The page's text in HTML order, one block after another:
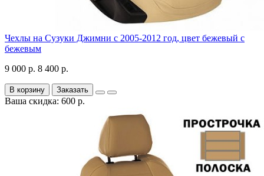
Чехлы на Сузуки Джимни с 2005-2012 год, цвет бежевый с
бежевым
9 000 р. 8 400 р.
В корзину Заказать
Ваша скидка: 600 р.